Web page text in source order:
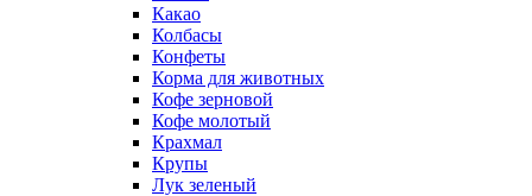
Какао
Колбасы
Конфеты
Корма для животных
Кофе зерновой
Кофе молотый
Крахмал
Крупы
Лук зеленый